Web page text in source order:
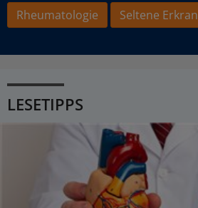
Rheumatologie
Seltene
LESETIPPS